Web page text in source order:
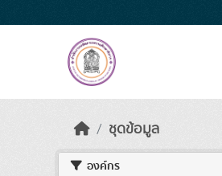
ชุดข้อมูล
องค์กร